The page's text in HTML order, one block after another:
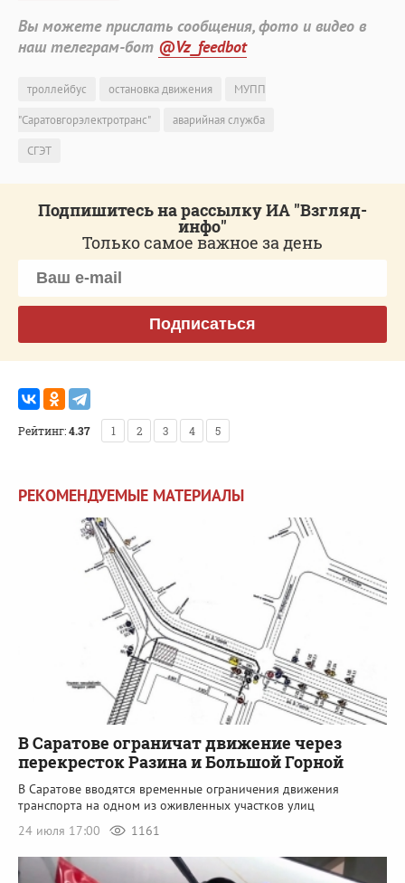
Вы можете прислать сообщения, фото и видео в
наш телеграм-бот @Vz_feedbot
троллейбус остановка движения
МУПП
"Саратовгорэлектротранс"
аварийная служба
СГЭТ
Подпишитесь на рассылку ИА "Взгляд-
инфо"
Только самое важное за день
Подписаться
Рейтинг:4.37 1 2 3 4 5
РЕКОМЕНДУЕМЫЕ МАТЕРИАЛЫ
В Саратове ограничат движение через
перекресток Разина и Большой Горной
В Саратове вводятся временные ограничения движения
транспорта на одном из оживленных участков улиц
24 июля 17:00
1161